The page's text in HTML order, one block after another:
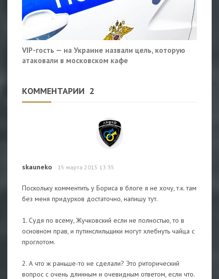
VIP-гость — на Украине назвали цель, которую
атаковали в московском кафе
КОММЕНТАРИИ 2
skauneko 15 марта 2015 13:35
Поскольку комментить у Бориса в блоге я не хочу, т.к. там
без меня придурков достаточно, напишу тут.
1. Судя по всему, Жучковский если не полностью, то в
основном прав, и путинслильщики могут хлебнуть чайца с
проглотом.
2. А что ж раньше-то не сделали? Это риторический
вопрос с очень длинным и очевидным ответом, если что.